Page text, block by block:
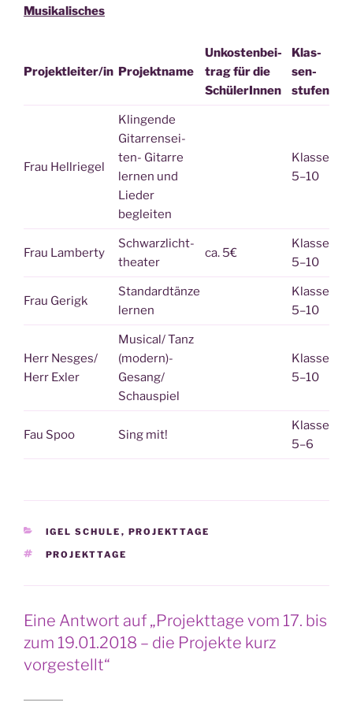
Musi­ka­li­sches
Projektleiter/in Pro­jekt­na­me
Unkos­ten­bei­
trag für die
SchülerInnen
Klas­
sen­
stu­fen
Frau Hell­rie­gel
Klin­gen­de
Gitar­ren­sei­
ten- Gitar­re
ler­nen und
Lie­der
begleiten
Klas­se
5–10
Frau Lam­ber­ty
Schwarz­licht­
thea­ter
ca. 5€
Klas­se
5–10
Frau Gerigk
Stan­dard­tän­ze
lernen
Klas­se
5–10
Herr Nesges/
Herr Exler
Musical/ Tanz
(modern)-
Gesang/
Schauspiel
Klas­se
5–10
Fau Spoo Sing mit!
Klas­se
5–6
KATEGORIEN
IGEL SCHULE , PROJEKTTAGE
SCHLAGWÖRTER
PROJEKTTAGE
Eine Antwort auf „Projekttage vom 17. bis
zum 19.01.2018 – die Projekte kurz
vorgestellt“